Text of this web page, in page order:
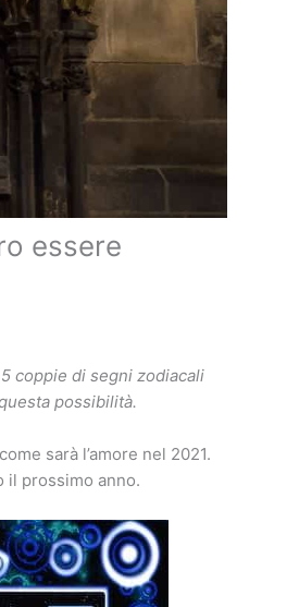
essere
coppie di segni zodiacali
possibilità.
sarà l’amore nel 2021.
il prossimo anno.